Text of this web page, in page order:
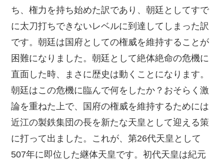
ち、権力を持ち始めた訳であり、朝廷としてすで
に太刀打ちできないレベルに到達してしまった訳
です。朝廷は国府としての権威を維持することが
困難になりました。朝廷として絶体絶命の危機に
直面した時、まさに歴史は動くことになります。
朝廷はこの危機に臨んで何をしたか？おそらく激
論を重ねた上で、国府の権威を維持するためには
近江の製鉄集団の長を新たな天皇として迎える策
に打って出ました。これが、第26代天皇として
507年に即位した継体天皇です。初代天皇は紀元